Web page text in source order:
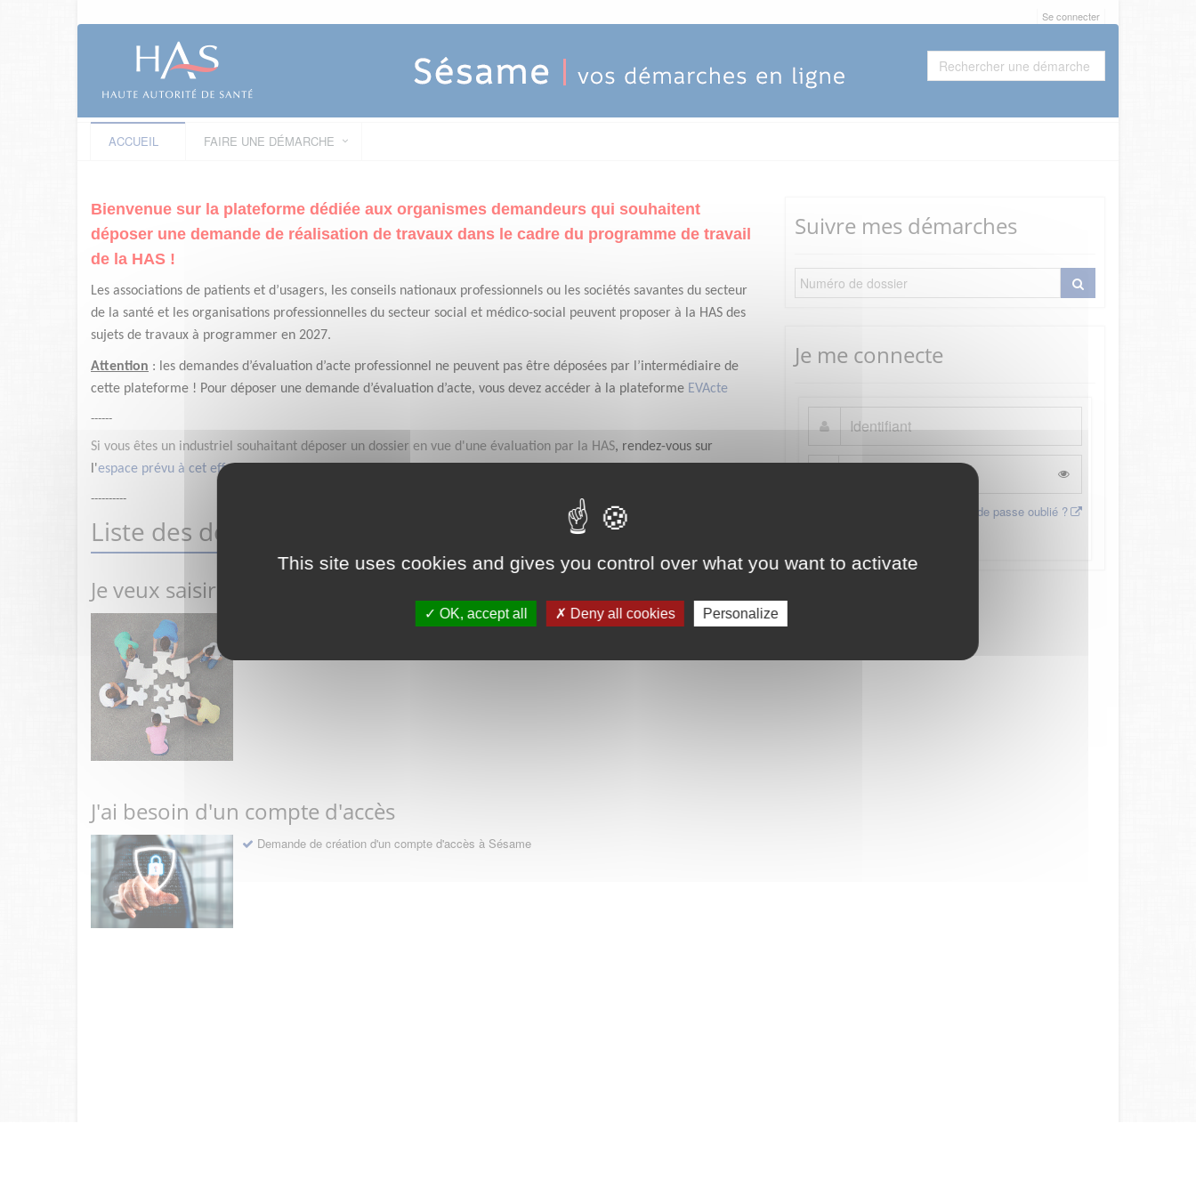
This site uses cookies and gives you control over what you want to activate
OK, accept all Deny all cookies Personalize
Se connecter
ACCUEIL FAIRE UNE DÉMARCHE
Bienvenue sur la plateforme dédiée aux organismes demandeurs qui souhaitent
déposer une demande de réalisation de travaux dans le cadre du programme de travail
de la HAS !
Les associations de patients et d’usagers, les conseils nationaux professionnels ou les sociétés savantes du secteur
de la santé et les organisations professionnelles du secteur social et médico-social peuvent proposer à la HAS des
sujets de travaux à programmer en 2027.
Attention : les demandes d’évaluation d’acte professionnel ne peuvent pas être déposées par l’intermédiaire de
cette plateforme ! Pour déposer une demande d’évaluation d’acte, vous devez accéder à la plateforme EVActe
------
Si vous êtes un industriel souhaitant déposer un dossier en vue d'une évaluation par la HAS, rendez-vous sur
l'espace prévu à cet effet
----------
Liste des démarches
Je veux saisir la HAS
Demande d'actualisation d'une recommandation de bonnes pratiques professionnelles dans les
J'ai besoin d'un compte d'accès
Demande de création d'un compte d'accès à Sésame
Suivre mes démarches
Je me connecte
Mot de passe oublié ?